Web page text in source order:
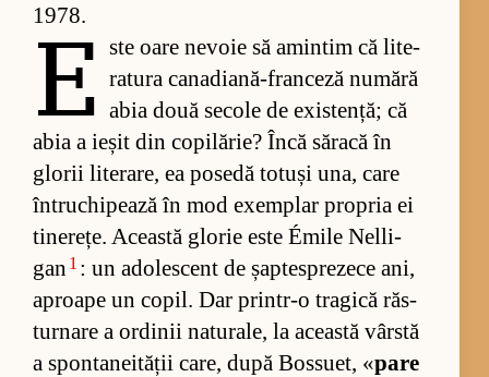
1978.
E ste oare ne­voie să amin­tim că li­te­
ra­tura can­a­dia­nă-fran­ceză nu­mără
abia două se­cole de exis­ten­ță; că
abia a ie­șit din co­pi­lă­rie? Încă să­racă în
glo­rii li­te­ra­re, ea po­sedă to­tuși una, care
în­tru­chi­pe­ază în mod exem­plar pro­pria ei
ti­ne­re­țe. Această glo­rie este Émile Nel­li­
gan 1 : un ado­les­cent de șap­te­spre­zece ani,
aproape un co­pil. Dar prin­tr-o tra­gică răs­
tur­nare a or­di­nii na­tu­ra­le, la această vâr­stă
a spon­ta­ne­i­tă­ții ca­re, după Bos­su­et, «pare